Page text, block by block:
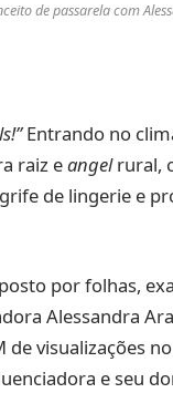
de passarela com
Entrando no
raiz eangelrural,
de lingerie e
por folhas,
Alessandra
de visualizações
e seu